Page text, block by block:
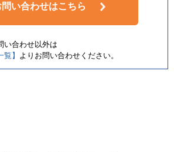
問い合わせはこちら
い合わせ以外は
】 よりお問い合わせください。